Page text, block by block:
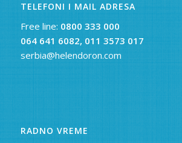
TELEFONI I MAIL ADRESA
Free line: 0800 333 000
064 641 6082, 011 3573 017
serbia@helendoron.com
RADNO VREME